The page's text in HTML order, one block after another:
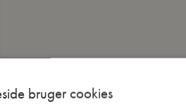
bruger cookies